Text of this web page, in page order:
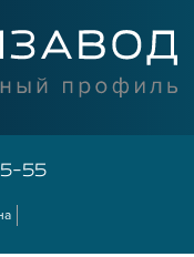
55